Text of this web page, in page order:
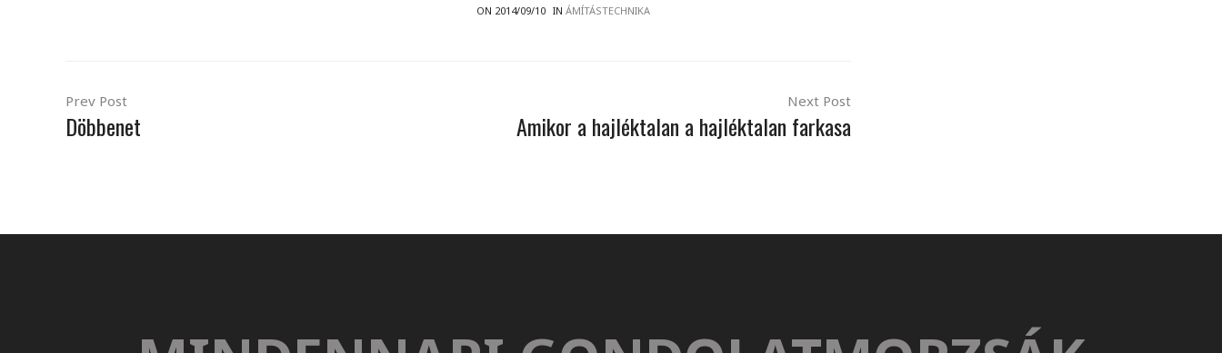
ON 2014/09/10 INÁMÍTÁSTECHNIKA
Prev Post
Döbbenet
Next Post
Amikor a hajléktalan a hajléktalan farkasa